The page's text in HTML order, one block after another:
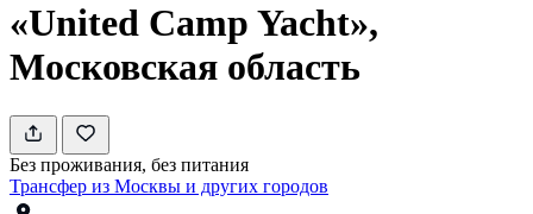
«United Camp Yacht»,
Московская область
Без проживания, без питания
Трансфер из Москвы и других городов